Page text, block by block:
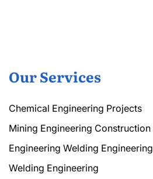
Our Services
Chemical Engineering Projects
Mining Engineering Construction
Engineering Welding Engineering
Welding Engineering